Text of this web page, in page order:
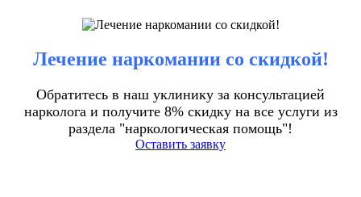
Лечение наркомании со скидкой!
Обратитесь в наш уклинику за консультацией
нарколога и получите 8% скидку на все услуги из
раздела "наркологическая помощь"!
Оставить заявку